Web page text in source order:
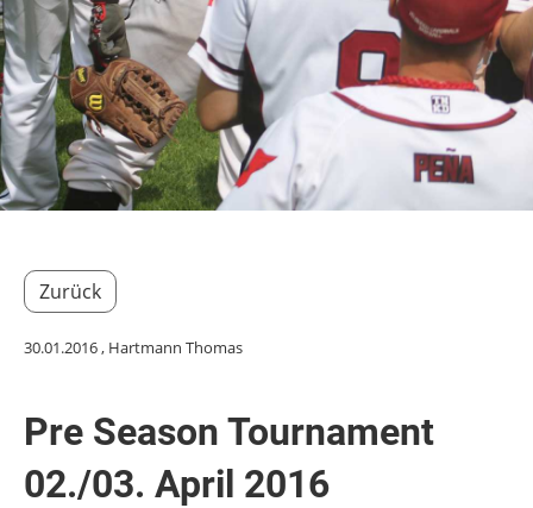
Zurück
30.01.2016, Hartmann Thomas
Pre Season Tournament
02./03. April 2016